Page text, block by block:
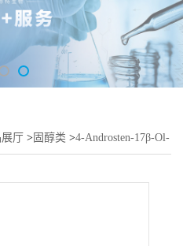
厅 > 固醇类 >4-Androsten-17β-Ol-